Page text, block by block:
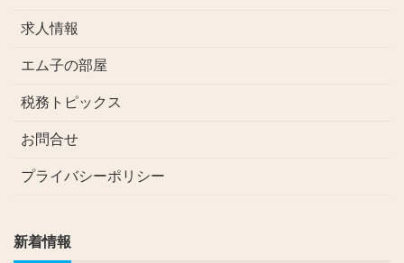
求人情報
エム子の部屋
税務トピックス
お問合せ
プライバシーポリシー
新着情報